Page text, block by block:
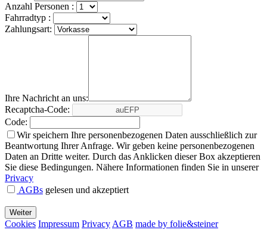
Anzahl Personen :
Fahrradtyp :
Zahlungsart:
Ihre Nachricht an uns:
Recaptcha-Code:
Code:
Wir speichern Ihre personenbezogenen Daten ausschließlich zur
Beantwortung Ihrer Anfrage. Wir geben keine personenbezogenen
Daten an Dritte weiter. Durch das Anklicken dieser Box akzeptieren
Sie diese Bedingungen. Nähere Informationen finden Sie in unserer
Privacy
AGBs gelesen und akzeptiert
Cookies Impressum Privacy AGB made by folie&steiner